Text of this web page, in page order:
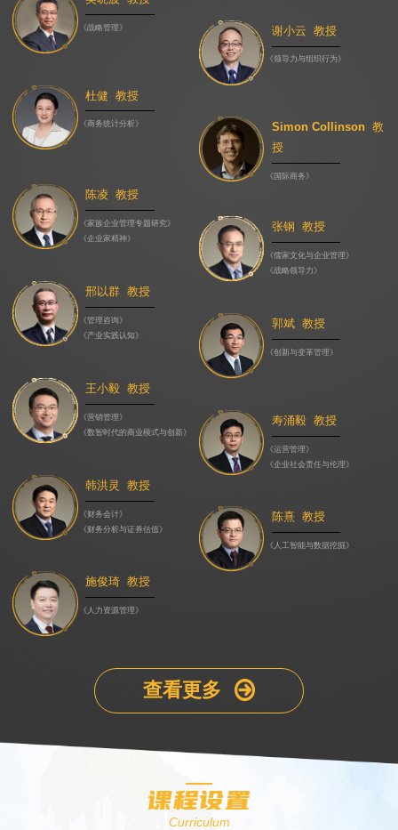
《战略管理》 谢小云 教授
《领导力与组织行为》
杜健 教授
《商务统计分析》
Simon Collinson 教
授
《国际商务》
陈凌 教授
《家族企业管理专题研究》
《企业家精神》
张钢 教授
《儒家文化与企业管理》
《战略领导力》
邢以群 教授
《管理咨询》
《产业实践认知》
郭斌 教授
《创新与变革管理》
王小毅 教授
《营销管理》
《数智时代的商业模式与创新》
寿涌毅 教授
《运营管理》
《企业社会责任与伦理》
韩洪灵 教授
《财务会计》
《财务分析与证券估值》
陈熹 教授
《人工智能与数据挖掘》
施俊琦 教授
《人力资源管理》
查看更多
课程设置
Curriculum